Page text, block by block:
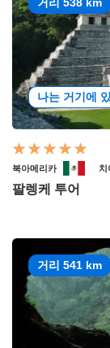
나는 거기에
북아메리카 치
팔렝케 투어
거리 541 km